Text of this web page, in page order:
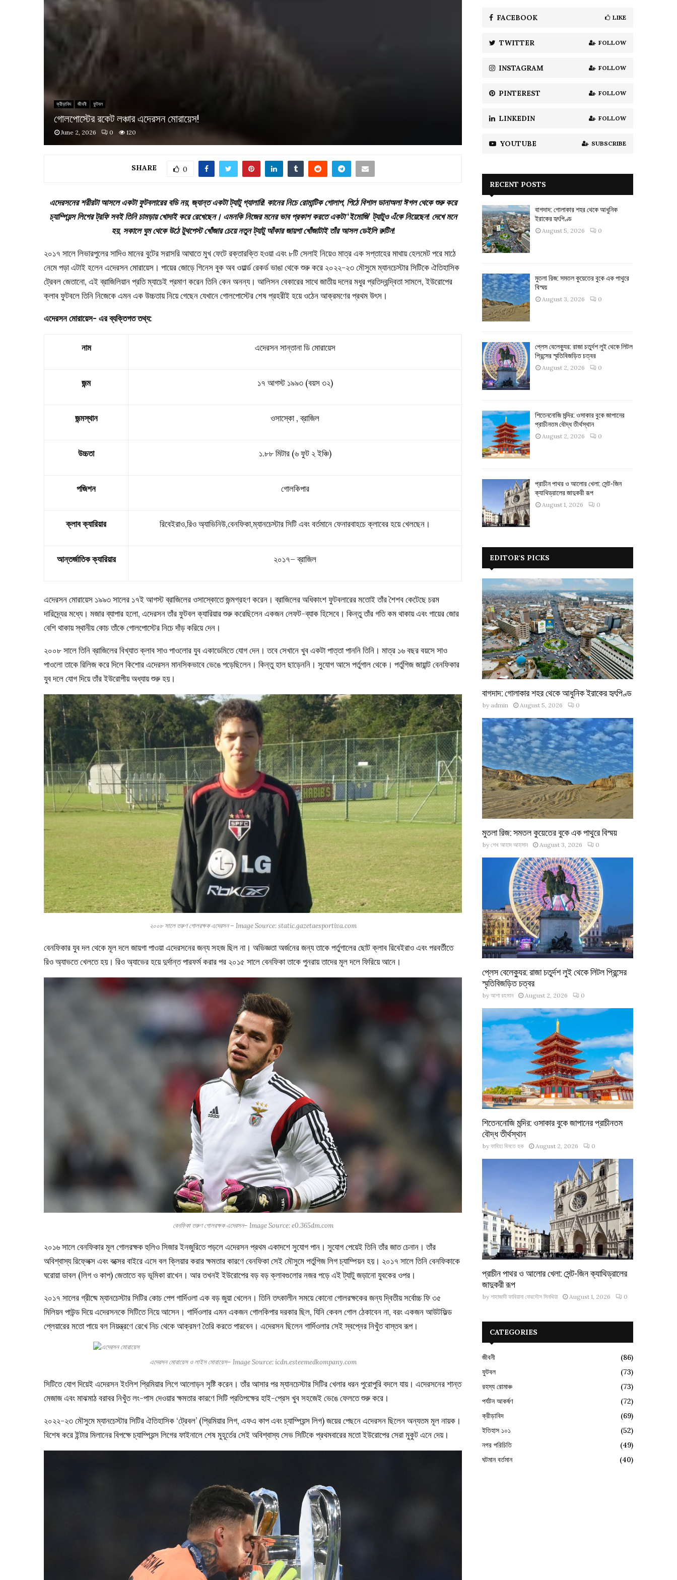
ক্রীড়াবিদ জীবনী ফুটবল
গোলপোস্টের রকেট লঞ্চার এদেরসন মোরায়েস!
June 2, 2026 0 120
SHARE 0
এদেরসনের শরীরটা আসলে একটা ফুটবলারের বডি নয়, জ্যান্ত একটা ট্যাটু গ্যালারি! কানের নিচে রোমান্টিক গোলাপ, পিঠে বিশাল ডানাঅলা ঈগল থেকে শুরু করে
চ্যাম্পিয়ন্স লিগের ট্রফি সবই তিনি চামড়ায় খোদাই করে রেখেছেন। এমনকি নিজের মনের ভাব প্রকাশ করতে একটা ‘ইমোজি’ ট্যাটুও এঁকে নিয়েছেন! দেখে মনে
হয়, সকালে ঘুম থেকে উঠে টুথপেস্ট খোঁজার চেয়ে নতুন ট্যাটু আঁকার জায়গা খোঁজাটাই তাঁর আসল ডেইলি রুটিন!
২০১৭ সালে লিভারপুলের সাদিও মানের বুটের সরাসরি আঘাতে মুখ ফেটে রক্তারক্তি হওয়া এবং ৮টি সেলাই নিয়েও মাত্র এক সপ্তাহের মাথায় হেলমেট পরে মাঠে
নেমে পড়া এটাই হলেন এদেরসন মোরায়েস। পায়ের জোড়ে গিনেস বুক অব ওয়ার্ল্ড রেকর্ড ভাঙা থেকে শুরু করে ২০২২-২৩ মৌসুমে ম্যানচেস্টার সিটিকে ঐতিহাসিক
ট্রেবল জেতানো, এই ব্রাজিলিয়ান প্রতি ম্যাচেই প্রমাণ করেন তিনি কেন অনন্য। আলিসন বেকারের সাথে জাতীয় দলের মধুর প্রতিদ্বন্দ্বিতা সামলে, ইউরোপের
ক্লাব ফুটবলে তিনি নিজেকে এমন এক উচ্চতায় নিয়ে গেছেন যেখানে গোলপোস্টের শেষ প্রহরীই হয়ে ওঠেন আক্রমণের প্রথম উৎস।
এদেরসন মোরায়েস- এর ব্যক্তিগত তথ্য:
নাম এদেরসন সান্তানা ডি মোরায়েস
জন্ম ১৭ আগস্ট ১৯৯৩ (বয়স ৩২)
জন্মস্থান ওসাস্কো , ব্রাজিল
উচ্চতা ১.৮৮ মিটার (৬ ফুট ২ ইঞ্চি)
পজিশন গোলকিপার
ক্লাব ক্যারিয়ার রিবেইরাও,রিও অ্যাভিনিউ,বেনফিকা,ম্যানচেস্টার সিটি এবং বর্তমানে ফেনারবাহচে ক্লাবের হয়ে খেলছেন।
আন্তর্জাতিক ক্যারিয়ার ২০১৭– ব্রাজিল
এদেরসন মোরায়েস ১৯৯৩ সালের ১৭ই আগস্ট ব্রাজিলের ওসাস্কোতে জন্মগ্রহণ করেন। ব্রাজিলের অধিকাংশ ফুটবলারের মতোই তাঁর শৈশব কেটেছে চরম
দারিদ্র্যের মধ্যে। মজার ব্যাপার হলো, এদেরসন তাঁর ফুটবল ক্যারিয়ার শুরু করেছিলেন একজন লেফট-ব্যাক হিসেবে। কিন্তু তাঁর গতি কম থাকায় এবং গায়ের জোর
বেশি থাকায় স্থানীয় কোচ তাঁকে গোলপোস্টের নিচে দাঁড় করিয়ে দেন।
২০০৮ সালে তিনি ব্রাজিলের বিখ্যাত ক্লাব সাও পাওলোর যুব একাডেমিতে যোগ দেন। তবে সেখানে খুব একটা পাত্তা পাননি তিনি। মাত্র ১৬ বছর বয়সে সাও
পাওলো তাকে রিলিজ করে দিলে কিশোর এদেরসন মানসিকভাবে ভেঙে পড়েছিলেন। কিন্তু হাল ছাড়েননি। সুযোগ আসে পর্তুগাল থেকে। পর্তুগিজ জায়ান্ট বেনফিকার
যুব দলে যোগ দিয়ে তাঁর ইউরোপীয় অধ্যায় শুরু হয়।
২০০৮ সালে তরুণ গোলরক্ষক এদেরসন – Image Source: static.gazetaesportiva.com
বেনফিকার যুব দল থেকে মূল দলে জায়গা পাওয়া এদেরসনের জন্য সহজ ছিল না। অভিজ্ঞতা অর্জনের জন্য তাকে পর্তুগালের ছোট ক্লাব রিবেইরাও এবং পরবর্তীতে
রিও অ্যাভতে খেলতে হয়। রিও অ্যাভের হয়ে দুর্দান্ত পারফর্ম করার পর ২০১৫ সালে বেনফিকা তাকে পুনরায় তাদের মূল দলে ফিরিয়ে আনে।
বেনফিকা তরুণ গোলরক্ষক এদেরসন– Image Source: e0.365dm.com
২০১৬ সালে বেনফিকার মূল গোলরক্ষক হুলিও সিজার ইনজুরিতে পড়লে এদেরসন প্রথম একাদশে সুযোগ পান। সুযোগ পেয়েই তিনি তাঁর জাত চেনান। তাঁর
অবিশ্বাস্য রিফ্লেক্স এবং বক্সের বাইরে এসে বল ক্লিয়ার করার ক্ষমতার কারণে বেনফিকা সেই মৌসুমে পর্তুগিজ লিগ চ্যাম্পিয়ন হয়। ২০১৭ সালে তিনি বেনফিকাকে
ঘরোয়া ডাবল (লিগ ও কাপ) জেতাতে বড় ভূমিকা রাখেন। আর তখনই ইউরোপের বড় বড় ক্লাবগুলোর নজর পড়ে এই ট্যাটু জড়ানো যুবকের ওপর।
২০১৭ সালের গ্রীষ্মে ম্যানচেস্টার সিটির কোচ পেপ গার্দিওলা এক বড় জুয়া খেলেন। তিনি তৎকালীন সময়ে কোনো গোলরক্ষকের জন্য দ্বিতীয় সর্বোচ্চ ফি ৩৫
মিলিয়ন পাউন্ড দিয়ে এদেরসনকে সিটিতে নিয়ে আসেন। গার্দিওলার এমন একজন গোলকিপার দরকার ছিল, যিনি কেবল গোল ঠেকাবেন না, বরং একজন আউটফিল্ড
প্লেয়ারের মতো পায়ে বল নিয়ন্ত্রণে রেখে নিচ থেকে আক্রমণ তৈরি করতে পারবেন। এদেরসন ছিলেন গার্দিওলার সেই স্বপ্নের নিখুঁত বাস্তব রূপ।
এদেরসন মোরায়েস ও লাইস মোরায়েস– Image Source: icdn.esteemedkompany.com
সিটিতে যোগ দিয়েই এদেরসন ইংলিশ প্রিমিয়ার লিগে আলোড়ন সৃষ্টি করেন। তাঁর আসার পর ম্যানচেস্টার সিটির খেলার ধরন পুরোপুরি বদলে যায়। এদেরসনের শান্ত
মেজাজ এবং মাঝমাঠ বরাবর নিখুঁত লং-পাস দেওয়ার ক্ষমতার কারণে সিটি প্রতিপক্ষের হাই-প্রেস খুব সহজেই ভেঙে ফেলতে শুরু করে।
২০২২-২৩ মৌসুমে ম্যানচেস্টার সিটির ঐতিহাসিক ‘ট্রেবল’ (প্রিমিয়ার লিগ, এফএ কাপ এবং চ্যাম্পিয়ন্স লিগ) জয়ের পেছনে এদেরসন ছিলেন অন্যতম মূল নায়ক।
বিশেষ করে ইন্টার মিলানের বিপক্ষে চ্যাম্পিয়ন্স লিগের ফাইনালে শেষ মুহূর্তের সেই অবিশ্বাস্য সেভ সিটিকে প্রথমবারের মতো ইউরোপের সেরা মুকুট এনে দেয়।
C
H
FACEBOOK LIKE
TWITTER FOLLOW
INSTAGRAM FOLLOW
PINTEREST FOLLOW
LINKEDIN FOLLOW
YOUTUBE SUBSCRIBE
RECENT POSTS
বাগদাদ: গোলাকার শহর থেকে আধুনিক
ইরাকের হৃৎপিণ্ড
August 5, 2026 0
মুতলা রিজ: সমতল কুয়েতের বুকে এক পাথুরে
বিস্ময়
August 3, 2026 0
প্লেস বেলেক্যুর: রাজা চতুর্দশ লুই থেকে লিটল
প্রিন্সের স্মৃতিবিজড়িত চত্বর
August 2, 2026 0
শিতেননোজি মন্দির: ওসাকার বুকে জাপানের
প্রাচীনতম বৌদ্ধ তীর্থস্থান
August 2, 2026 0
প্রাচীন পাথর ও আলোর খেলা: সেন্ট-জিন
ক্যাথিড্রালের জাদুকরী রূপ
August 1, 2026 0
EDITOR'S PICKS
বাগদাদ: গোলাকার শহর থেকে আধুনিক ইরাকের হৃৎপিণ্ড
by admin August 5, 2026 0
মুতলা রিজ: সমতল কুয়েতের বুকে এক পাথুরে বিস্ময়
by শেখ আহাদ আহসান August 3, 2026 0
প্লেস বেলেক্যুর: রাজা চতুর্দশ লুই থেকে লিটল প্রিন্সের
স্মৃতিবিজড়িত চত্বর
by আশা রহমান August 2, 2026 0
শিতেননোজি মন্দির: ওসাকার বুকে জাপানের প্রাচীনতম
বৌদ্ধ তীর্থস্থান
by ফাবিহা বিনতে হক August 2, 2026 0
প্রাচীন পাথর ও আলোর খেলা: সেন্ট-জিন ক্যাথিড্রালের
জাদুকরী রূপ
by শাহাজাদী ফাবিয়ানা ফেরদৌস সিনথিয়া August 1, 2026 0
CATEGORIES
জীবনী
(86)
ফুটবল
(73)
রহস্য রোমাঞ্চ
(73)
পর্যটন আকর্ষণ
(72)
ক্রীড়াবিদ
(69)
ইতিহাস ১০১
(52)
নগর পরিচিতি
(49)
ঘটমান বর্তমান
(40)